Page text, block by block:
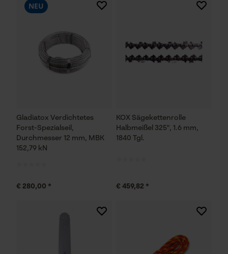
Gladiatox Verdichtetes
Forst-Spezialseil,
Durchmesser 12 mm, MBK
152,79 kN
NEU
€ 280,00 *
KOX Sägekettenrolle
Halbmeißel 325", 1.6 mm,
1840 Tgl.
€ 459,82 *